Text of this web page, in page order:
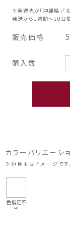
※発送先が「沖縄県」「
発送から1週間～10日間
販売価格
購入数
カラーバリエーシ
※色見本はイメージです
色指定不
可